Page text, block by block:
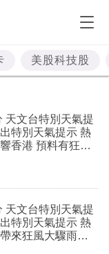
美股科技股
天文台特別天氣提
特別天氣提示 熱
香港 預料有狂風
天文台特別天氣提
特別天氣提示 熱
來狂風大驟雨及